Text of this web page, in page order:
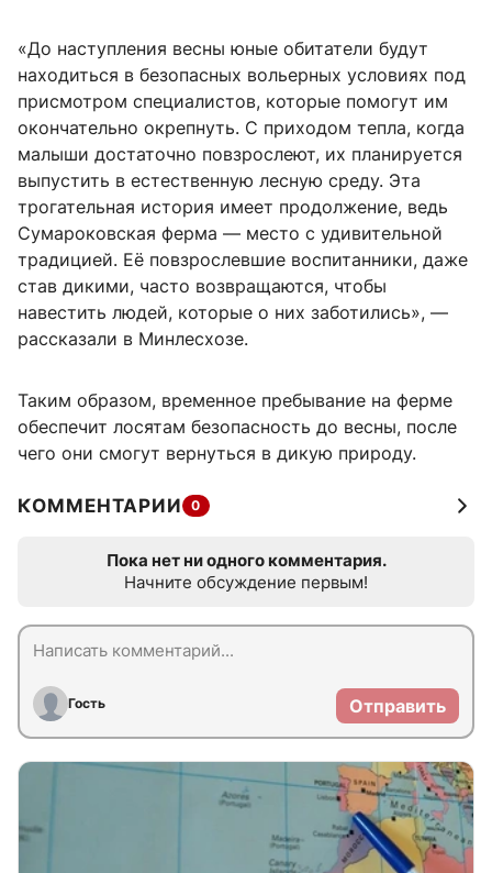
«До наступления весны юные обитатели будут
находиться в безопасных вольерных условиях под
присмотром специалистов, которые помогут им
окончательно окрепнуть. С приходом тепла, когда
малыши достаточно повзрослеют, их планируется
выпустить в естественную лесную среду. Эта
трогательная история имеет продолжение, ведь
Сумароковская ферма — место с удивительной
традицией. Её повзрослевшие воспитанники, даже
став дикими, часто возвращаются, чтобы
навестить людей, которые о них заботились», —
рассказали в Минлесхозе.
Таким образом, временное пребывание на ферме
обеспечит лосятам безопасность до весны, после
чего они смогут вернуться в дикую природу.
КОММЕНТАРИИ 0
Пока нет ни одного комментария.
Начните обсуждение первым!
Гость Отправить